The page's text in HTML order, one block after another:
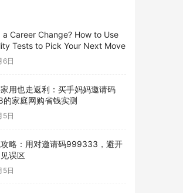
a Career Change? How to Use
Tests to Pick Your Next Move
6日
用也走返利：买手妈妈邀请码
家庭网购省钱实测
5日
略：用对邀请码999333，避开
误区
5日